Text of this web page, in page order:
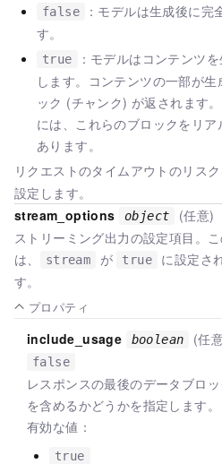
false
：モデルは生成後に完
す。
true
：モデルはコンテンツ
します。コンテンツの一部が
ック (チャンク) が返されます
には、これらのブロックをリ
あります。
リクエストのタイムアウトのリスク
設定します。
stream_options
object
(任意)
ストリーミング出力の設定項目。
は、
stream が true
に設定さ
す。
プロパティ
include_usage boolean (任
false
レスポンスの最後のデータブロ
を含めるかどうかを指定します。
有効な値：
true